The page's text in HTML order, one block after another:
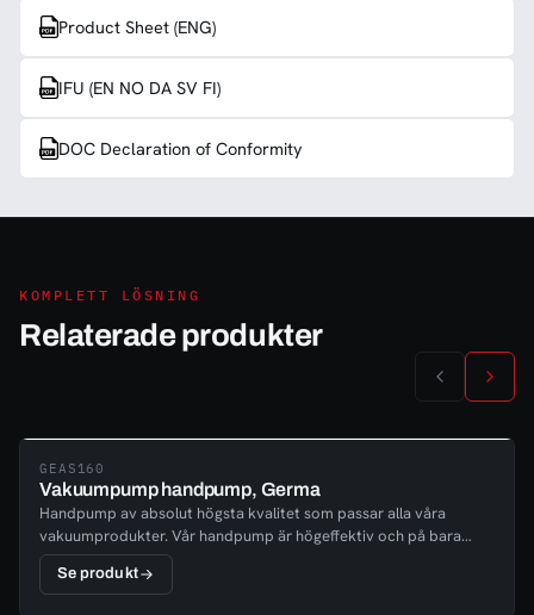
Product Sheet (ENG)
IFU (EN NO DA SV FI)
DOC Declaration of Conformity
KOMPLETT LÖSNING
Relaterade produkter
GEAS160
Vakuumpump handpump, Germa
Handpump av absolut högsta kvalitet som passar alla våra
vakuumprodukter. Vår handpump är högeffektiv och på bara
några drag har du en fixerad patient.
Se produkt